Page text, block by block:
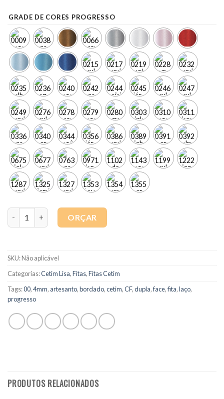
GRADE DE CORES PROGRESSO
ORÇAR
SKU:Não aplicável
Categorias:Cetim Lisa,Fitas,Fitas Cetim
Tags:00,4mm, artesanto,bordado,cetim,CF,dupla,face,fita,laço,
progresso
PRODUTOS RELACIONADOS